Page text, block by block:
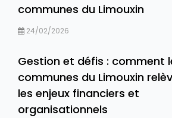
communes du Limouxin
24/02/2026
Gestion et défis : comment
communes du Limouxin
les enjeux financiers et
organisationnels